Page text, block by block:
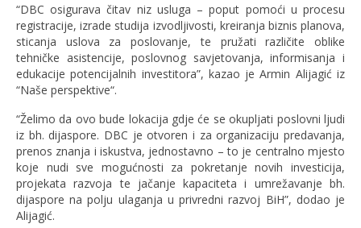
“DBC osigurava čitav niz usluga – poput pomoći u procesu
registracije, izrade studija izvodljivosti, kreiranja biznis planova,
sticanja uslova za poslovanje, te pružati različite oblike
tehničke asistencije, poslovnog savjetovanja, informisanja i
edukacije potencijalnih investitora”, kazao je Armin Alijagić iz
“Naše perspektive“.
“Želimo da ovo bude lokacija gdje će se okupljati poslovni ljudi
iz bh. dijaspore. DBC je otvoren i za organizaciju predavanja,
prenos znanja i iskustva, jednostavno – to je centralno mjesto
koje nudi sve mogućnosti za pokretanje novih investicija,
projekata razvoja te jačanje kapaciteta i umrežavanje bh.
dijaspore na polju ulaganja u privredni razvoj BiH”, dodao je
Alijagić.